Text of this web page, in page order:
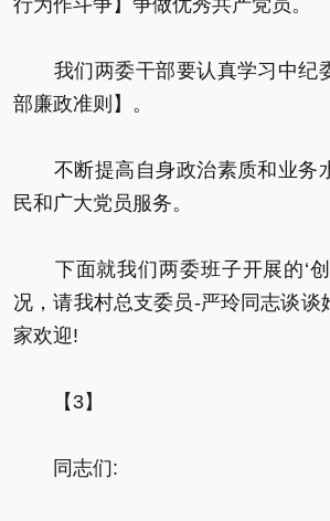
我们两委干部要认真学习中纪
部廉政准则】。
不断提高自身政治素质和业务
民和广大党员服务。
下面就我们两委班子开展的‘创
况，请我村总支委员-严玲同志谈谈
家欢迎!
【3】
同志们: